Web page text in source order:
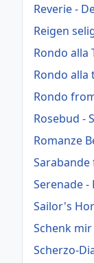
Reverie -
Reigen
Rondo alla
Rondo alla
Rondo
Rosebud -
Romanze
Serenade -
Sailor's
Schenk
Scherzo-